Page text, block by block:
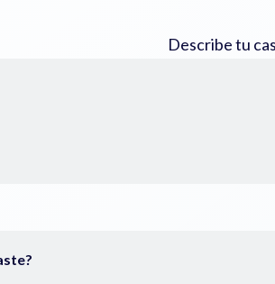
Describe tu